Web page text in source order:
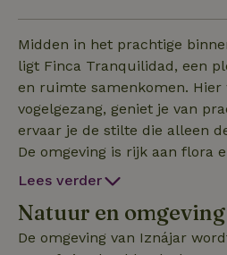
Midden in het prachtige
ligt Finca Tranquilidad, een
en ruimte samenkomen.
vogelgezang, geniet je van
ervaar je de stilte die alleen
De omgeving is rijk aan flora
seizoen laat de natuur zich
kruiden tot eeuwenoude
Vogelliefhebbers kunnen
Lees verder
Natuur en omgeving
De omgeving van Iznájar